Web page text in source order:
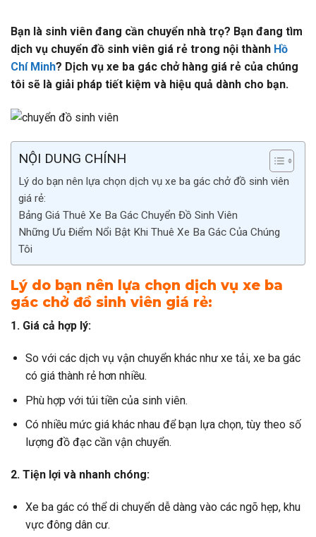
Bạn là sinh viên đang cần chuyển nhà trọ? Bạn đang tìm
dịch vụ chuyển đồ sinh viên giá rẻ trong nội thành Hồ
Chí Minh? Dịch vụ xe ba gác chở hàng giá rẻ của chúng
tôi sẽ là giải pháp tiết kiệm và hiệu quả dành cho bạn.
NỘI DUNG CHÍNH
Lý do bạn nên lựa chọn dịch vụ xe ba gác chở đồ sinh viên
giá rẻ:
Bảng Giá Thuê Xe Ba Gác Chuyển Đồ Sinh Viên
Những Ưu Điểm Nổi Bật Khi Thuê Xe Ba Gác Của Chúng
Tôi
Lý do bạn nên lựa chọn dịch vụ xe ba
gác chở đồ sinh viên giá rẻ:
1. Giá cả hợp lý:
So với các dịch vụ vận chuyển khác như xe tải, xe ba gác
có giá thành rẻ hơn nhiều.
Phù hợp với túi tiền của sinh viên.
Có nhiều mức giá khác nhau để bạn lựa chọn, tùy theo số
lượng đồ đạc cần vận chuyển.
2. Tiện lợi và nhanh chóng:
Xe ba gác có thể di chuyển dễ dàng vào các ngõ hẹp, khu
vực đông dân cư.